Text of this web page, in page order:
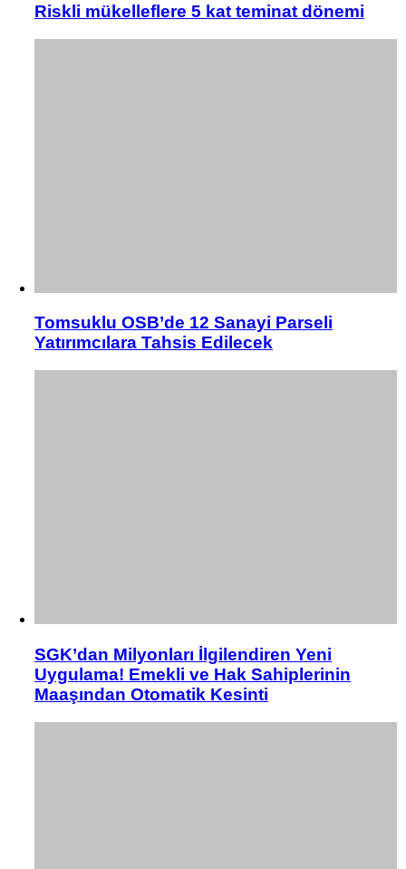
Riskli mükelleflere 5 kat teminat dönemi
Tomsuklu OSB’de 12 Sanayi Parseli
Yatırımcılara Tahsis Edilecek
SGK’dan Milyonları İlgilendiren Yeni
Uygulama! Emekli ve Hak Sahiplerinin
Maaşından Otomatik Kesinti